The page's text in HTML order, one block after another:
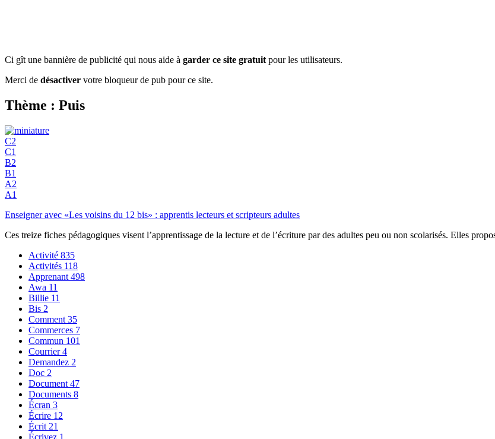
Ci gît une bannière de publicité qui nous aide à garder ce site gratuit pour les utilisateurs.
Merci de désactiver votre bloqueur de pub pour ce site.
Thème : Puis
C2
C1
B2
B1
A2
A1
Enseigner avec «Les voisins du 12 bis» : apprentis lecteurs et scripteurs adultes
Ces treize fiches pédagogiques visent l’apprentissage de la lecture et de l’écriture par des adultes peu ou non scolarisés. Elles
Activité 835
Activités 118
Apprenant 498
Awa 11
Billie 11
Bis 2
Comment 35
Commerces 7
Commun 101
Courrier4
Demandez 2
Doc 2
Document 47
Documents 8
Écran 3
Écrire 12
Écrit 21
Écrivez 1